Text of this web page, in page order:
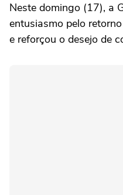
Neste domingo (17), a
entusiasmo pelo
e reforçou o desejo de